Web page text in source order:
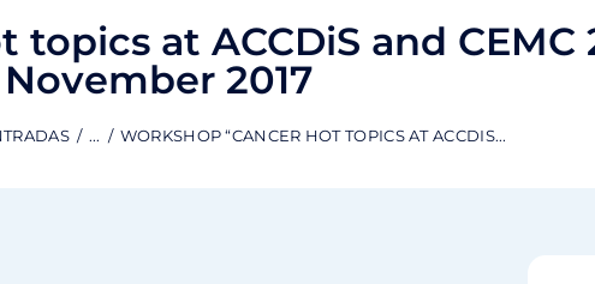
at ACCDiS and CEMC
November 2017
... WORKSHOP “CANCER HOT TOPICS AT ACCDIS...